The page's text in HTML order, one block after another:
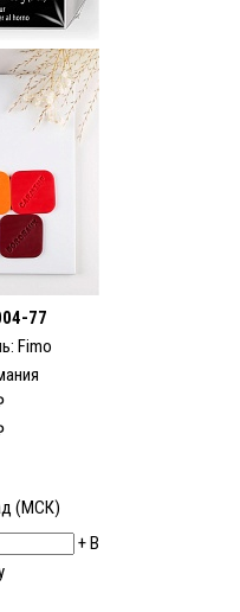
77
Fimo
(МСК)
+В